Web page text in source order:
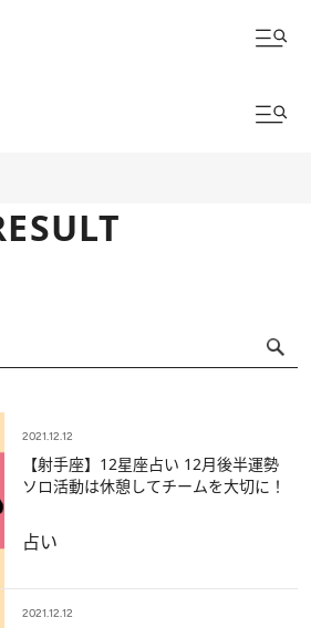
2021.12.12
【射手座】12星座占い 12月後半運勢
ソロ活動は休憩してチームを大切に！
占い
2021.12.12